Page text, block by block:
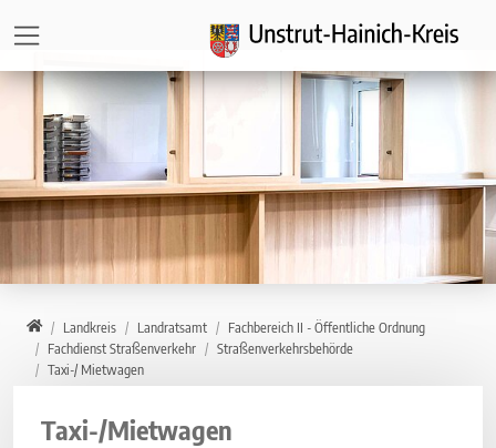
HomeLandkreis Landratsamt
Fachbereich II - Öffentliche Ordnung
Fachdienst Straßenverkehr
Straßenverkehrsbehörde
Taxi-/ Mietwagen
Taxi-/Mietwagen